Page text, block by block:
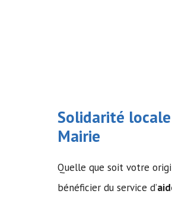
Solidarité locale
Mairie
Quelle que soit votre
bénéficier du service d’